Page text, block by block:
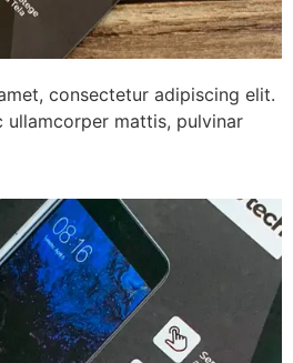
consectetur adipiscing elit.
ullamcorper mattis, pulvinar